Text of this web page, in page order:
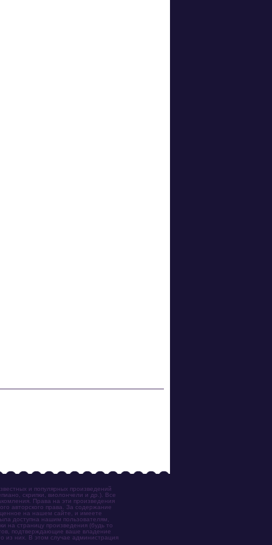
и популярных произведений
скрипки, виолончели и др.). Все
Права на эти произведения
авторского права. За содержание
на нашем сайте, и имеете
доступна нашим пользователям,
на страницу произведения (будь то
подтверждающие ваше владение
из них. В этом случае администрация